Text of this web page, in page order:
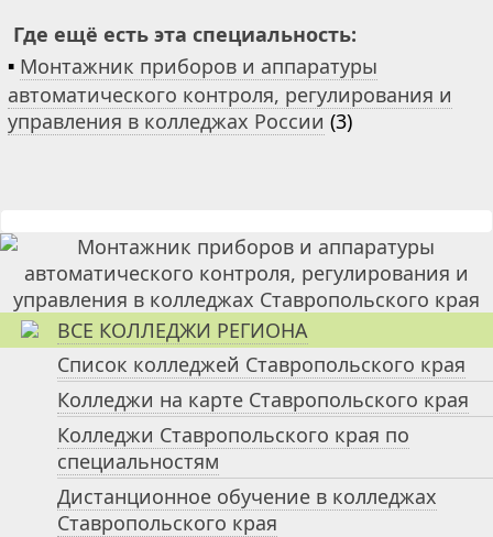
Где ещё есть эта специальность:
▪ Монтажник приборов и аппаратуры
автоматического контроля, регулирования и
управления в колледжах России (3)
ВСЕ КОЛЛЕДЖИ РЕГИОНА
Список колледжей Ставропольского края
Колледжи на карте Ставропольского края
Колледжи Ставропольского края по
специальностям
Дистанционное обучение в колледжах
Ставропольского края